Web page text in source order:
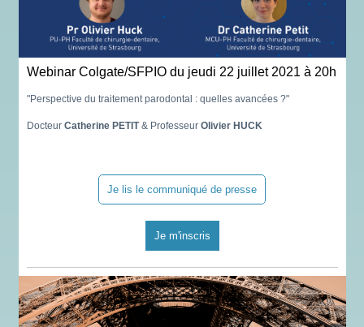
Webinar Colgate/SFPIO du jeudi 22 juillet 2021 à 20h
"Perspective du traitement parodontal : quelles avancées ?"
Docteur Catherine PETIT& Professeur Olivier HUCK
Je lis le communiqué de presse
Je m'inscris